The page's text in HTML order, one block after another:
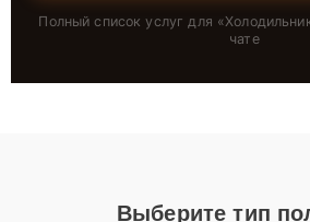
Полный список услуг для «
чате
Выберите тип